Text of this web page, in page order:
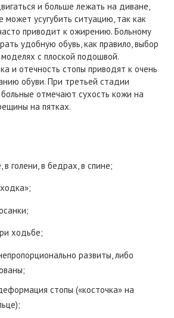
и больше лежать на диване,
может усугубить ситуацию, так как
приводит к ожирению. Больному
удобную обувь, как правило, выбор
с плоской подошвой.
и отечность стопы приводят к очень
обуви. При третьей стадии
отмечают сухость кожи на
на пятках.
в голени, в бедрах, в спине;
ходьбе;
развиты, либо
стопы («косточка» на